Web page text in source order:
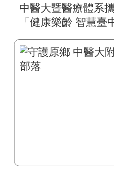
中醫大暨醫療體系
「健康樂齡 智慧臺
一站式疾病全人照